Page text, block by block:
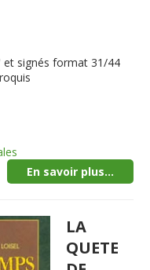
et signés format 31/44
En savoir plus...
LA
QUETE